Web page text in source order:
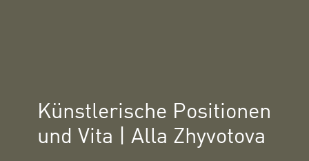
Künstlerische Positionen
und Vita | Alla Zhyvotova